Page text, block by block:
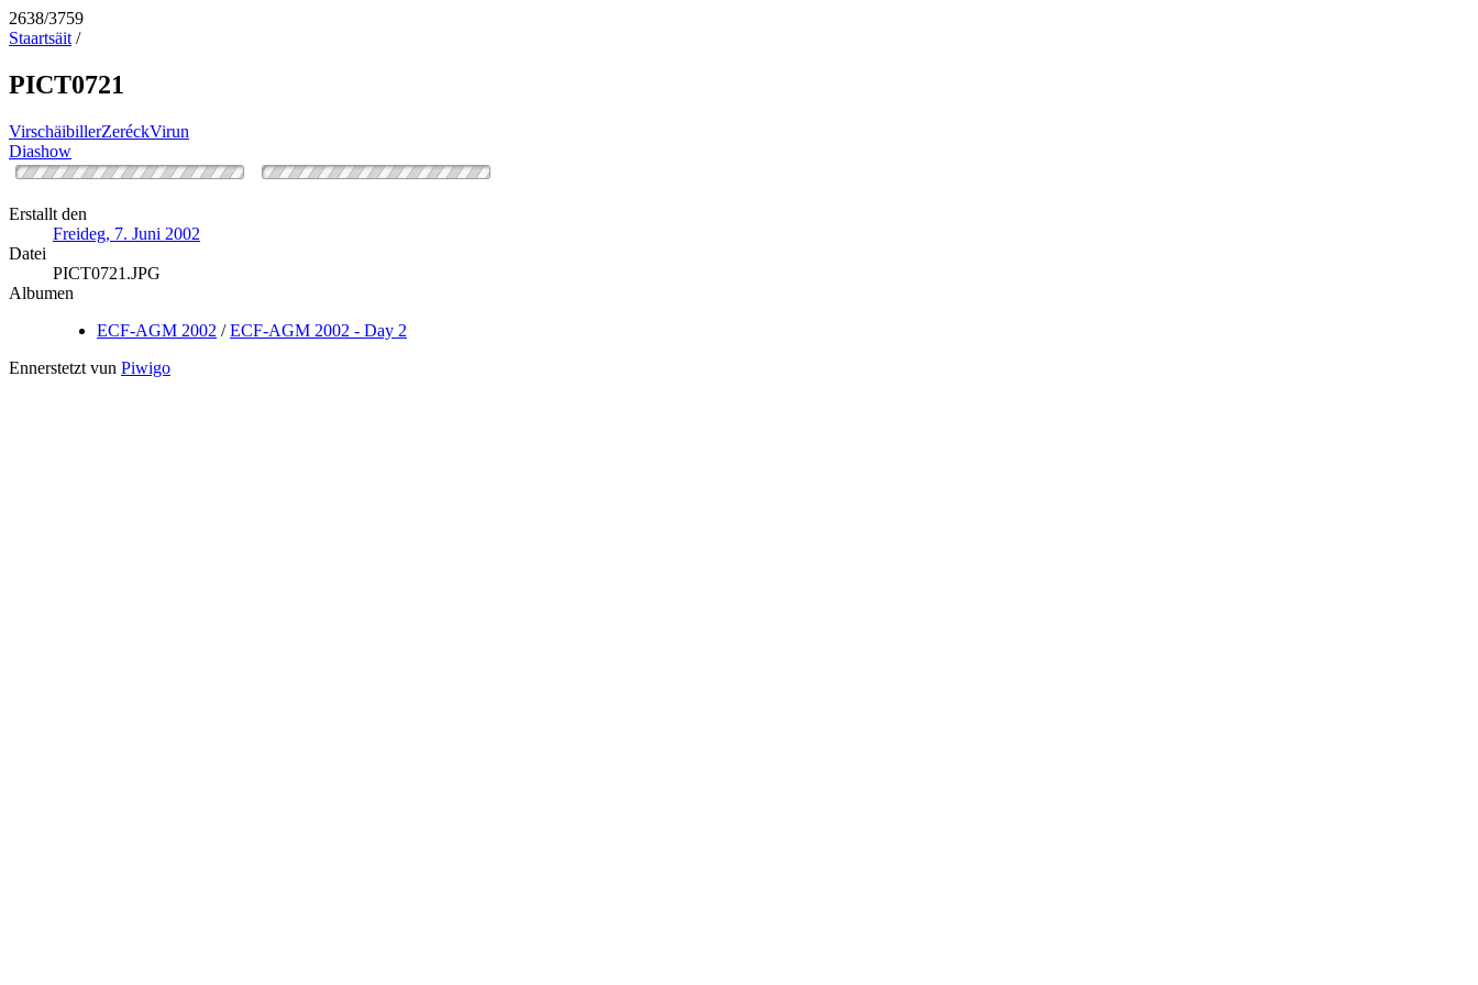
2638/3759
Staartsäit /
PICT0721
VirschäibillerZeréckVirun
Diashow
Erstallt den
Freideg, 7. Juni 2002
Datei
PICT0721.JPG
Albumen
ECF-AGM 2002 /ECF-AGM 2002 - Day 2
Ennerstetzt vun Piwigo